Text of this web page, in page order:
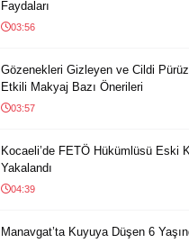
Faydaları
03:56
Gözenekleri Gizleyen ve Cildi
Etkili Makyaj Bazı Önerileri
03:57
Kocaeli’de FETÖ Hükümlüsü Eski
Yakalandı
04:39
Manavgat’ta Kuyuya Düşen 6